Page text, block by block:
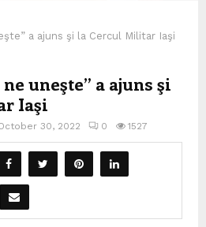
a ajuns şi la Cercul Militar Iaşi
uneşte” a ajuns şi
Iaşi
30, 2022 0 1527